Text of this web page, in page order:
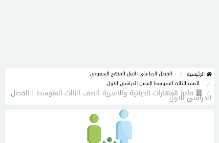
الرئيسية
الفصل الدراسي الاول المنهج السعودي
الصف الثالث المتوسط الفصل الدراسي الاول
مادة المهارات الحياتية والاسرية الصف الثالث المتوسط | الفصل
الدراسي الاول